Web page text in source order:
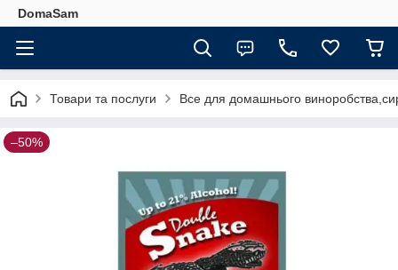
DomaSam
Товари та послуги Все для домашнього
–50%